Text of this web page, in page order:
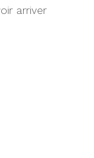
arriver